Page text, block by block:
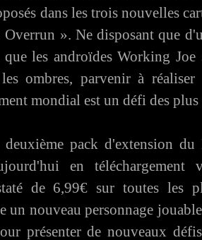
dans les trois nouvelles
Overrun ». Ne disposant que
les androïdes Working
ombres, parvenir à
mondial est un défi des
pack d'extension
en
de 6,99€ sur toutes les
un nouveau personnage
présenter de nouveaux